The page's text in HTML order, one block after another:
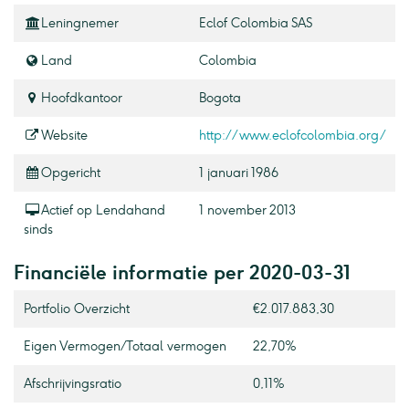
Leningnemer Eclof Colombia SAS
Land Colombia
Hoofdkantoor Bogota
Website http://www.eclofcolombia.org/
Opgericht 1 januari 1986
Actief op Lendahand
sinds
1 november 2013
Financiële informatie per 2020-03-31
Portfolio Overzicht €2.017.883,30
Eigen Vermogen / Totaal vermogen 22,70%
Afschrijvingsratio 0,11%